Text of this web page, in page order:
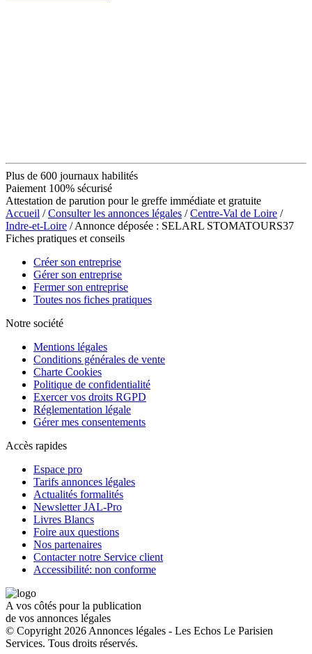
Plus de 600 journaux habilités
Paiement 100% sécurisé
Attestation de parution pour le greffe immédiate et gratuite
Accueil /Consulter les annonces légales /Centre-Val de Loire /
Indre-et-Loire / Annonce déposée : SELARL STOMATOURS37
Fiches pratiques et conseils
Créer son entreprise
Gérer son entreprise
Fermer son entreprise
Toutes nos fiches pratiques
Notre société
Mentions légales
Conditions générales de vente
Charte Cookies
Politique de confidentialité
Exercer vos droits RGPD
Réglementation légale
Gérer mes consentements
Accès rapides
Espace pro
Tarifs annonces légales
Actualités formalités
Newsletter JAL-Pro
Livres Blancs
Foire aux questions
Nos partenaires
Contacter notre Service client
Accessibilité: non conforme
A vos côtés pour la publication
de vos annonces légales
© Copyright 2026 Annonces légales - Les Echos Le Parisien
Services. Tous droits réservés.